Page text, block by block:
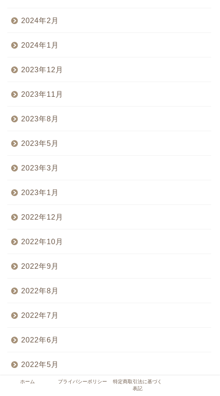
2024年2月
2024年1月
2023年12月
2023年11月
2023年8月
2023年5月
2023年3月
2023年1月
2022年12月
2022年10月
2022年9月
2022年8月
2022年7月
2022年6月
2022年5月
ホーム プライバシーポリシー
特定商取引法に基づく
表記